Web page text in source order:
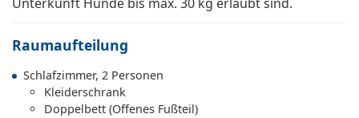
Raumaufteilung
Schlafzimmer, 2 Personen
Kleiderschrank
Doppelbett (Offenes Fußteil)